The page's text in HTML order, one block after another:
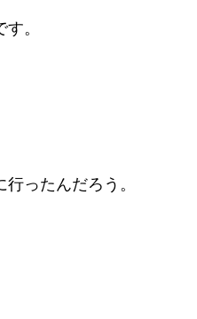
。
行ったんだろう。